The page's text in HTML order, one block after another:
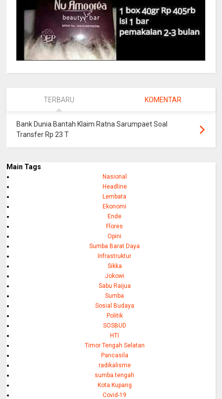
TERBARU KOMENTAR
Bank Dunia Bantah Klaim Ratna Sarumpaet Soal
Transfer Rp 23 T
Main Tags
Nasional
Headline
Lembata
Ekonomi
Ende
Flores
Opini
Sumba Barat Daya
Infrastruktur
Sikka
Jokowi
Sabu Raijua
Sumba
Sosial Budaya
Politik
SOSBUD
HTI
Timor Tengah Selatan
Pancasila
radikalisme
sumba tengah
Kota Kupang
Covid-19